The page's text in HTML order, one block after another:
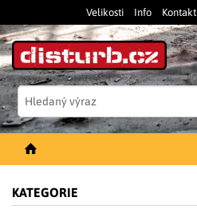
Velikosti Info Kontakt
KATEGORIE